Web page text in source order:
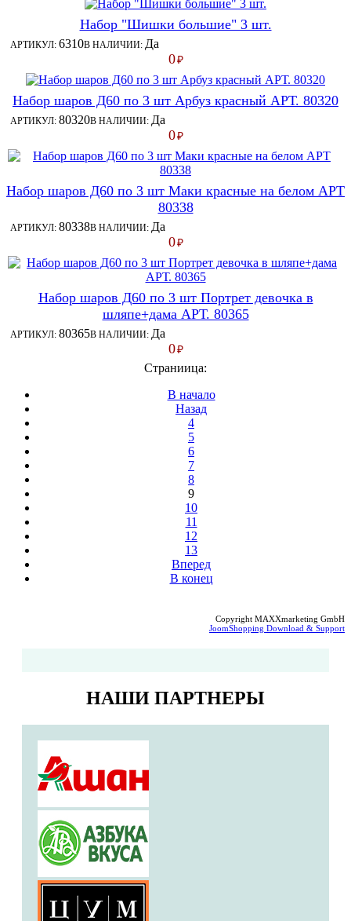
Набор "Шишки большие" 3 шт.
АРТИКУЛ: 6310В НАЛИЧИИ: Да
0₽
Набор шаров Д60 по 3 шт Арбуз красный АРТ. 80320
АРТИКУЛ: 80320В НАЛИЧИИ: Да
0₽
Набор шаров Д60 по 3 шт Маки красные на белом АРТ
80338
АРТИКУЛ: 80338В НАЛИЧИИ: Да
0₽
Набор шаров Д60 по 3 шт Портрет девочка в
шляпе+дама АРТ. 80365
АРТИКУЛ: 80365В НАЛИЧИИ: Да
0₽
Страниица:
В начало
Назад
4
5
6
7
8
9
10
11
12
13
Вперед
В конец
Copyright MAXXmarketing GmbH
JoomShopping Download & Support
НАШИ ПАРТНЕРЫ